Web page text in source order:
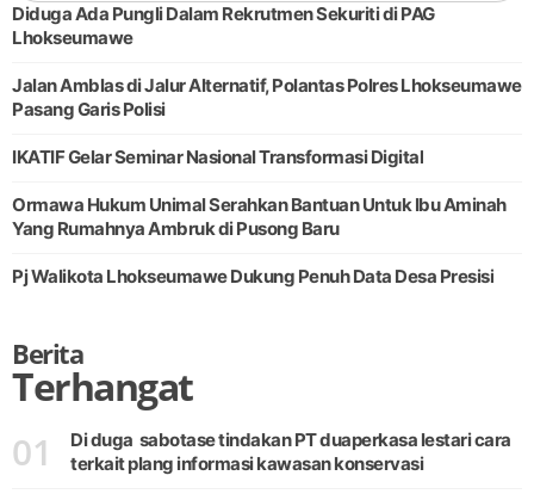
Diduga Ada Pungli Dalam Rekrutmen Sekuriti di PAG
Lhokseumawe
Jalan Amblas di Jalur Alternatif, Polantas Polres Lhokseumawe
Pasang Garis Polisi
IKATIF Gelar Seminar Nasional Transformasi Digital
Ormawa Hukum Unimal Serahkan Bantuan Untuk Ibu Aminah
Yang Rumahnya Ambruk di Pusong Baru
Pj Walikota Lhokseumawe Dukung Penuh Data Desa Presisi
Berita
Terhangat
01
Di duga sabotase tindakan PT duaperkasa lestari cara
terkait plang informasi kawasan konservasi